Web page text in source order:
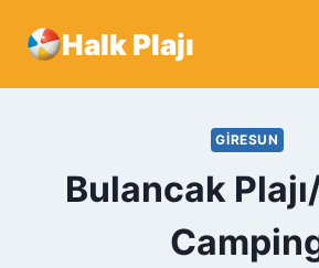
Halk Plajı
GIRESUN
Bulancak